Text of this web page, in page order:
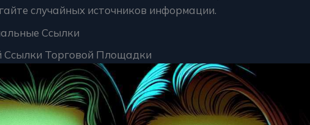
случайных источников информации.
Ссылки
Торговой Площадки